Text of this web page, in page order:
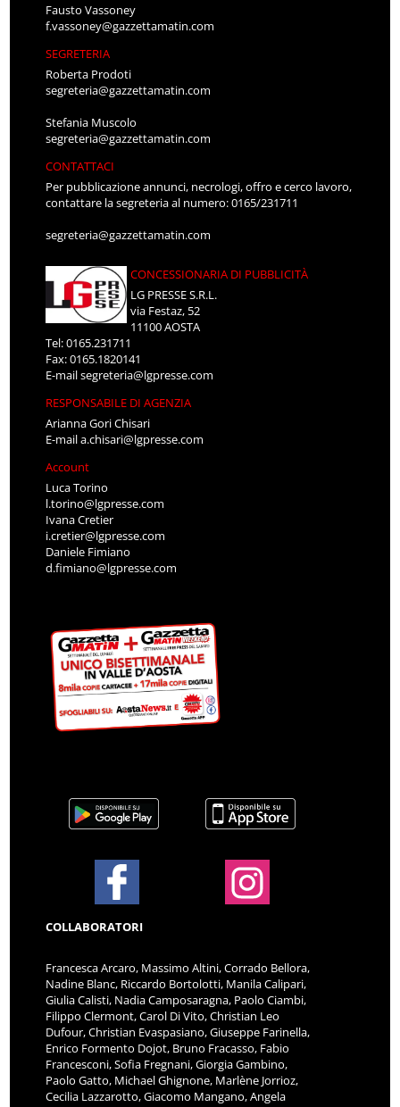
Fausto Vassoney
f.vassoney@gazzettamatin.com
SEGRETERIA
Roberta Prodoti
segreteria@gazzettamatin.com
Stefania Muscolo
segreteria@gazzettamatin.com
CONTATTACI
Per pubblicazione annunci, necrologi, offro e cerco lavoro,
contattare la segreteria al numero: 0165/231711
segreteria@gazzettamatin.com
CONCESSIONARIA DI PUBBLICITÀ
LG PRESSE S.R.L.
via Festaz, 52
11100 AOSTA
Tel: 0165.231711
Fax: 0165.1820141
E-mailsegreteria@lgpresse.com
RESPONSABILE DI AGENZIA
Arianna Gori Chisari
E-maila.chisari@lgpresse.com
Account
Luca Torino
l.torino@lgpresse.com
Ivana Cretier
i.cretier@lgpresse.com
Daniele Fimiano
d.fimiano@lgpresse.com
COLLABORATORI
Francesca Arcaro, Massimo Altini, Corrado Bellora,
Nadine Blanc, Riccardo Bortolotti, Manila Calipari,
Giulia Calisti, Nadia Camposaragna, Paolo Ciambi,
Filippo Clermont, Carol Di Vito, Christian Leo
Dufour, Christian Evaspasiano, Giuseppe Farinella,
Enrico Formento Dojot, Bruno Fracasso, Fabio
Francesconi, Sofia Fregnani, Giorgia Gambino,
Paolo Gatto, Michael Ghignone, Marlène Jorrioz,
Cecilia Lazzarotto, Giacomo Mangano, Angela